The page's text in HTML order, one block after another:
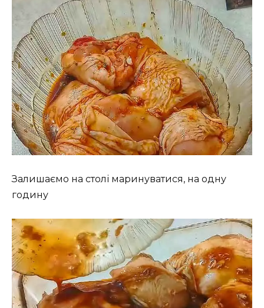
Залишаємо на столі маринуватися, на одну
годину